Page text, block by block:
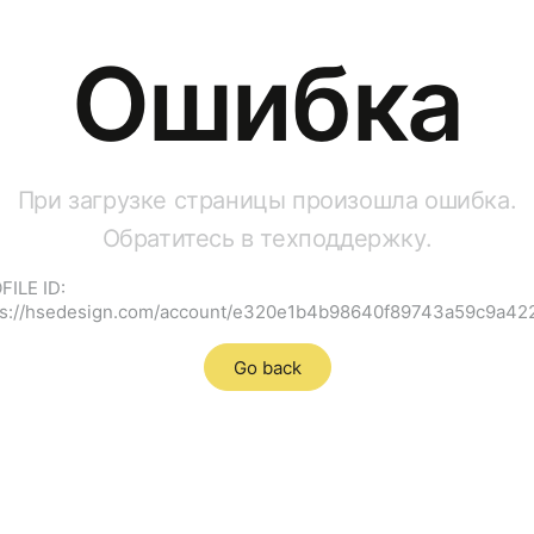
Ошибка
При загрузке страницы произошла ошибка.
Обратитесь в техподдержку.
ID:
hsedesign.com/account/
Go back